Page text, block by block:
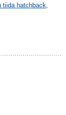
tiida hatchback